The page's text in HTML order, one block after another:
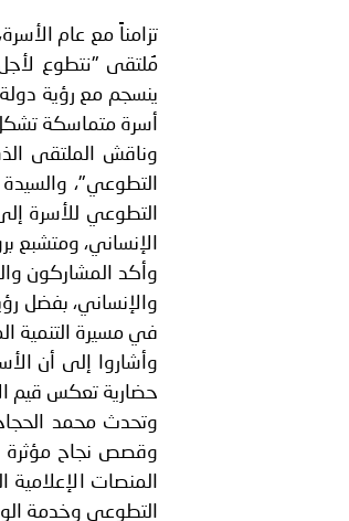
بيان
تزامناً مع عام
مُلتقى "نتطوع لأجل
ينسجم مع رؤية دولة
أسرة متماسكة
وناقش الملتقى
التطوعي"،
التطوعي للأسرة
الإنساني، ومتشبع
وأكد المشاركون
والإنساني، بفضل
في مسيرة التنمية
وأشاروا إلى أن
حضارية تعكس قيم
وتحدث محمد
وقصص نجاح مؤثرة
المنصات الإعلامية
التطوعي وخدمة